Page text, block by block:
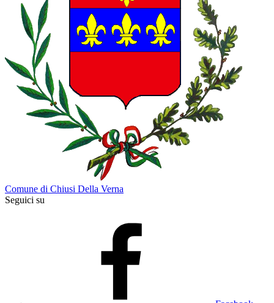
Comune di Chiusi Della Verna
Seguici su